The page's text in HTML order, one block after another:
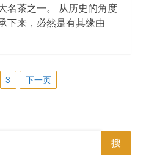
名茶之一。 从历史的角度
下来，必然是有其缘由
3 下一页
搜